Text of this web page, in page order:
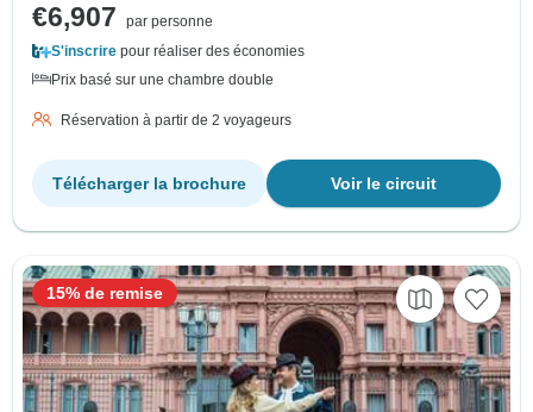
€6,907
par personne
S'inscrire pour réaliser des économies
Prix basé sur une chambre double
Réservation à partir de 2 voyageurs
Voir le circuit
Télécharger la brochure
15% de remise